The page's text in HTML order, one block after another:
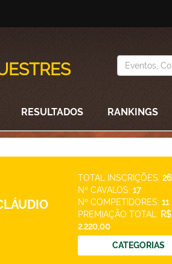
RESULTADOS RANKINGS
TOTAL INSCRIÇÕES: 26
Nº CAVALOS: 17
Nº COMPETIDORES: 11
PREMIAÇÃO TOTAL: R$
2.220,00
CATEGORIAS